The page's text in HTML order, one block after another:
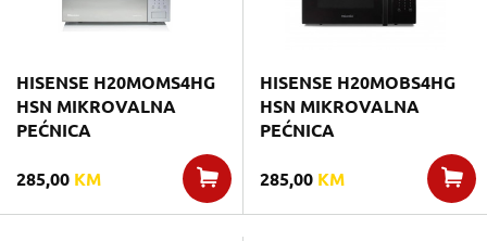
HISENSE H20MOMS4HG
HSN MIKROVALNA
PEĆNICA
285,00 KM
HISENSE H20MOBS4HG
HSN MIKROVALNA
PEĆNICA
285,00 KM